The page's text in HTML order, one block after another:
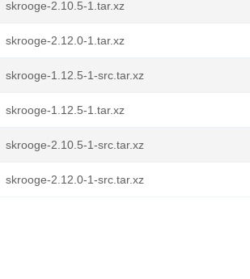
skrooge-2.10.5-1.tar.xz
skrooge-2.12.0-1.tar.xz
skrooge-1.12.5-1-src.tar.xz
skrooge-1.12.5-1.tar.xz
skrooge-2.10.5-1-src.tar.xz
skrooge-2.12.0-1-src.tar.xz